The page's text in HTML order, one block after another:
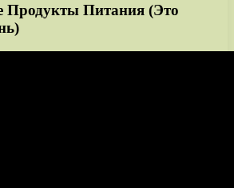
Продукты Питания (Это